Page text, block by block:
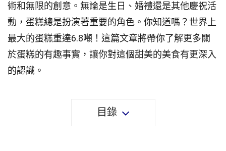
術和無限的創意。無論是生日、婚禮還是其他慶祝活
動，蛋糕總是扮演著重要的角色。你知道嗎？世界上
最大的蛋糕重達6.8噸！這篇文章將帶你了解更多關
於蛋糕的有趣事實，讓你對這個甜美的美食有更深入
的認識。
目錄